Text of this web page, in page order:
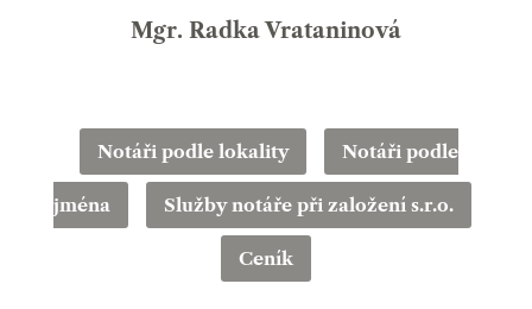
Mgr. Radka Vrataninová
Notáři podle lokality Notáři podle
jména Služby notáře při založení s.r.o.
Ceník